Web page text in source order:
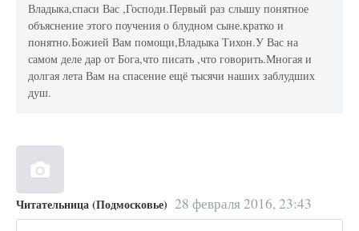
Владыка,спаси Вас ,Господи.Первый раз слышу понятное
объяснение этого поучения о блудном сыне.кратко и
понятно.Божией Вам помощи,Владыка Тихон.У Вас на
самом деле дар от Бога,что писать ,что говорить.Многая и
долгая лета Вам на спасение ещё тысячи наших заблудших
душ.
Читательница (Подмосковье) 28 февраля 2016, 23:43